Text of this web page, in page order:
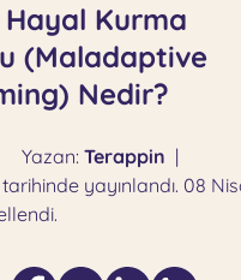
Kurma
(Maladaptive
Nedir?
Yazan: Terappin |
yayınlandı. 08